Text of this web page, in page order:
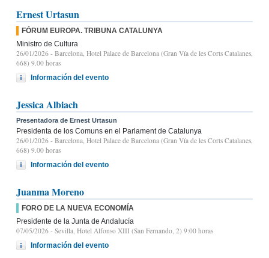
Ernest Urtasun
FÓRUM EUROPA. TRIBUNA CATALUNYA
Ministro de Cultura
26/01/2026 - Barcelona, Hotel Palace de Barcelona (Gran Vía de les Corts Catalanes,
668) 9.00 horas
Información del evento
Jessica Albiach
Presentadora de Ernest Urtasun
Presidenta de los Comuns en el Parlament de Catalunya
26/01/2026 - Barcelona, Hotel Palace de Barcelona (Gran Vía de les Corts Catalanes,
668) 9.00 horas
Información del evento
Juanma Moreno
FORO DE LA NUEVA ECONOMÍA
Presidente de la Junta de Andalucía
07/05/2026 - Sevilla, Hotel Alfonso XIII (San Fernando, 2) 9:00 horas
Información del evento